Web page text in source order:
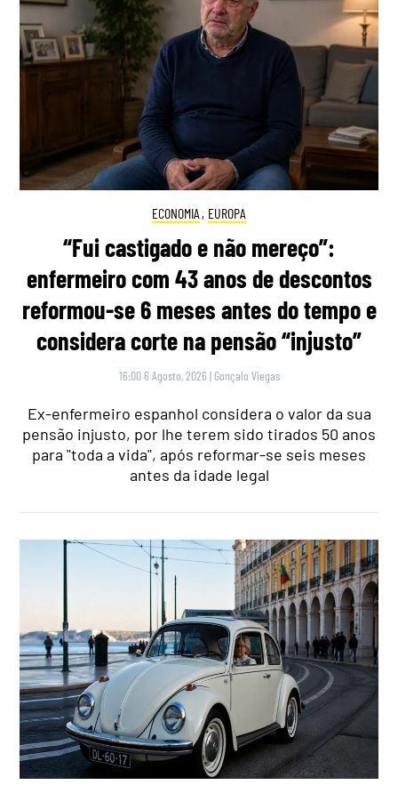
ECONOMIA , EUROPA
“Fui castigado e não mereço”:
enfermeiro com 43 anos de descontos
reformou-se 6 meses antes do tempo e
considera corte na pensão “injusto”
16:00 6 Agosto, 2026 | Gonçalo Viegas
Ex-enfermeiro espanhol considera o valor da sua
pensão injusto, por lhe terem sido tirados 50 anos
para "toda a vida", após reformar-se seis meses
antes da idade legal